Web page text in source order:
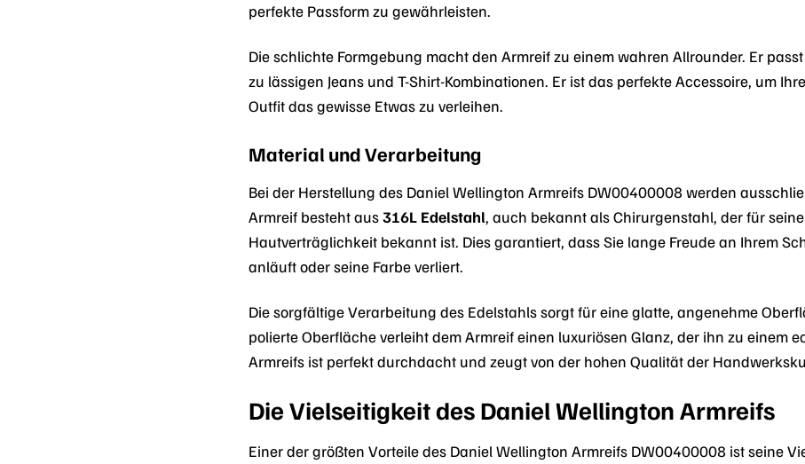
perfekte Passform zu gewährleisten.
Die schlichte Formgebung macht den Armreif zu einem wahren Allrounder. Er
zu lässigen Jeans und T-Shirt-Kombinationen. Er ist das perfekte Accessoire, um
Outfit das gewisse Etwas zu verleihen.
Material und Verarbeitung
Bei der Herstellung des Daniel Wellington Armreifs DW00400008 werden
Armreif besteht aus316L Edelstahl, auch bekannt als Chirurgenstahl, der für
Hautverträglichkeit bekannt ist. Dies garantiert, dass Sie lange Freude an Ihrem
anläuft oder seine Farbe verliert.
Die sorgfältige Verarbeitung des Edelstahls sorgt für eine glatte, angenehme
polierte Oberfläche verleiht dem Armreif einen luxuriösen Glanz, der ihn zu einem
Armreifs ist perfekt durchdacht und zeugt von der hohen Qualität der
Die Vielseitigkeit des Daniel Wellington Armreifs
Einer der größten Vorteile des Daniel Wellington Armreifs DW00400008 ist seine